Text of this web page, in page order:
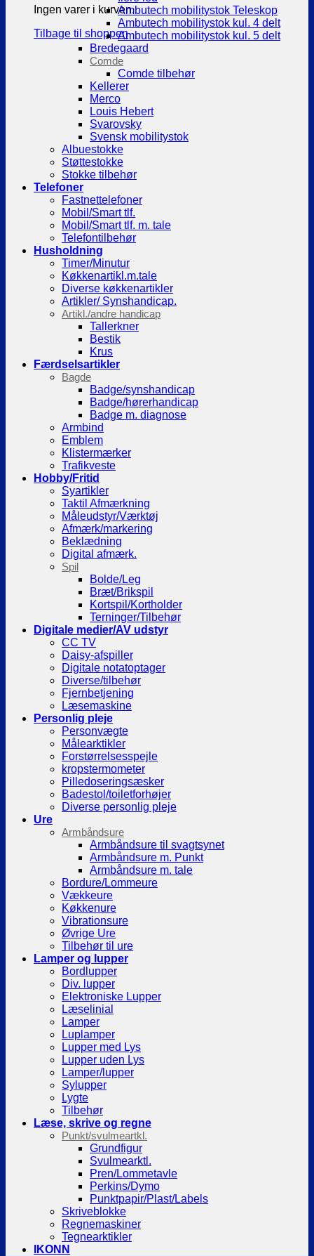
Ingen varer i kurven.
Tilbage til shoppen
Ambutech mobilitystok Teleskop
Ambutech mobilitystok kul. 4 delt
Ambutech mobilitystok kul. 5 delt
Bredegaard
Comde
Comde tilbehør
Kellerer
Merco
Louis Hebert
Svarovsky
Svensk mobilitystok
Albuestokke
Støttestokke
Stokke tilbehør
Telefoner
Fastnettelefoner
Mobil/Smart tlf.
Mobil/Smart tlf. m. tale
Telefontilbehør
Husholdning
Timer/Minutur
Køkkenartikl.m.tale
Diverse køkkenartikler
Artikler/ Synshandicap.
Artikl./andre handicap
Tallerkner
Bestik
Krus
Færdselsartikler
Bagde
Badge/synshandicap
Badge/hørerhandicap
Badge m. diagnose
Armbind
Emblem
Klistermærker
Trafikveste
Hobby/Fritid
Syartikler
Taktil Afmærkning
Måleudstyr/Værktøj
Afmærk/markering
Beklædning
Digital afmærk.
Spil
Bolde/Leg
Bræt/Brikspil
Kortspil/Kortholder
Terninger/Tilbehør
Digitale medier/AV udstyr
CC TV
Daisy-afspiller
Digitale notatoptager
Diverse/tilbehør
Fjernbetjening
Læsemaskine
Personlig pleje
Personvægte
Målearktikler
Forstørrelsesspejle
kropstermometer
Pilledoseringsæsker
Badestol/toiletforhøjer
Diverse personlig pleje
Ure
Armbåndsure
Armbåndsure til svagtsynet
Armbåndsure m. Punkt
Armbåndsure m. tale
Bordure/Lommeure
Vækkeure
Køkkenure
Vibrationsure
Øvrige Ure
Tilbehør til ure
Lamper og lupper
Bordlupper
Div. lupper
Elektroniske Lupper
Læselinial
Lamper
Luplamper
Lupper med Lys
Lupper uden Lys
Lamper/lupper
Sylupper
Lygte
Tilbehør
Læse, skrive og regne
Punkt/svulmeartkl.
Grundfigur
Svulmearktl.
Pren/Lommetavle
Perkins/Dymo
Punktpapir/Plast/Labels
Skriveblokke
Regnemaskiner
Tegnearktikler
IKONN